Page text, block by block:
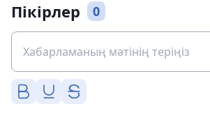
Пікірлер 0